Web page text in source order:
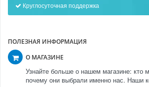
Круглосуточная поддержка
ПОЛЕЗНАЯ ИНФОРМАЦИЯ
О МАГАЗИНЕ
Узнайте больше о нашем магазине: кто
почему они выбрали именно нас. Наши